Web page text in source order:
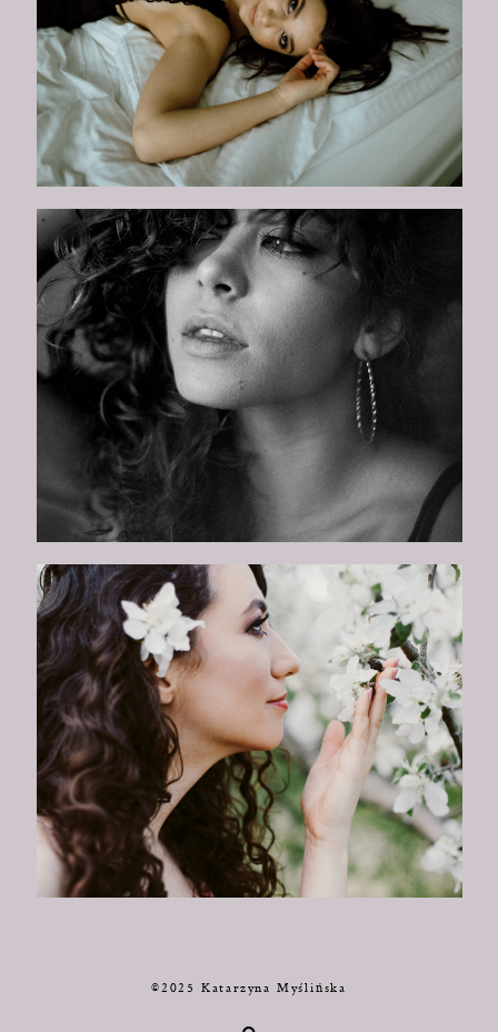
©2025 Katarzyna Myślińska